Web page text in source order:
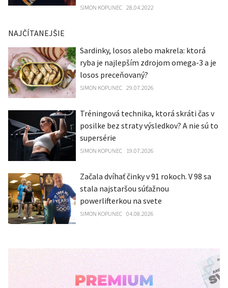
SIMON KOPUNEC 28.04.2022
NAJČÍTANEJŠIE
Sardinky, losos alebo makrela: ktorá
ryba je najlepším zdrojom omega-3 a je
losos preceňovaný?
SIMON KOPUNEC 29.07.2026
Tréningová technika, ktorá skráti čas v
posilke bez straty výsledkov? A nie sú to
supersérie
SIMON KOPUNEC 19.07.2026
Začala dvíhať činky v 91 rokoch. V 98 sa
stala najstaršou súťažnou
powerlifterkou na svete
SIMON KOPUNEC 04.08.2026